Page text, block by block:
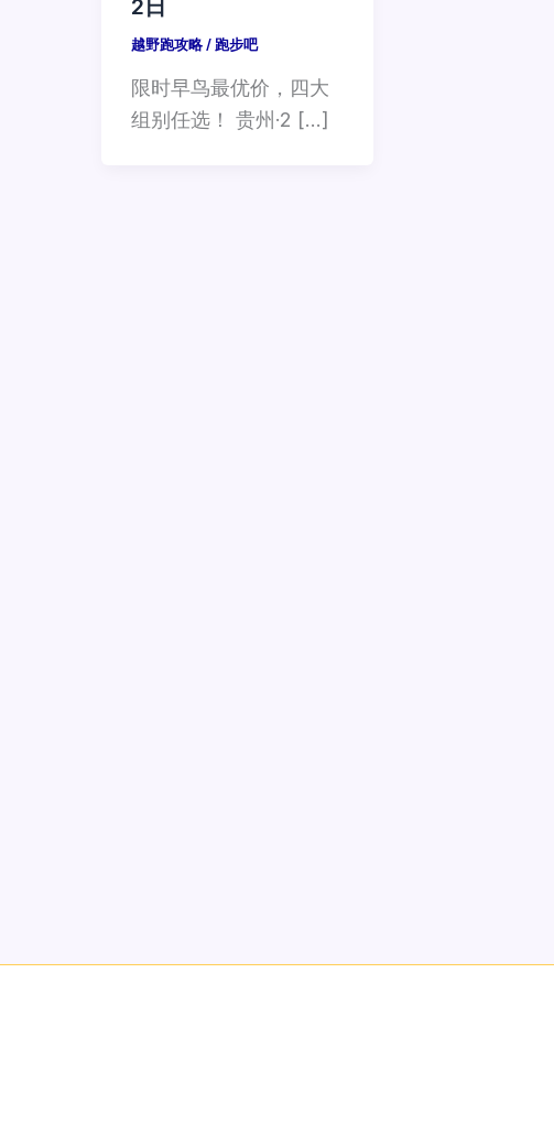
2日
越野跑攻略/ 跑步吧
限时早鸟最优价，四大
组别任选！ 贵州·2 […]